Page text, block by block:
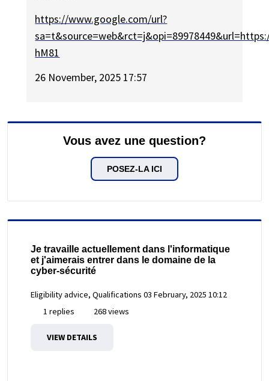
https://www.google.com/url?
hM81
26 November, 2025 17:57
Vous avez une question?
POSEZ-LA ICI
Je travaille actuellement dans l'informatique
et j'aimerais entrer dans le domaine de la
cyber-sécurité
Eligibility advice, Qualifications 03 February, 2025 10:12
1 replies
268 views
VIEW DETAILS